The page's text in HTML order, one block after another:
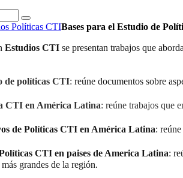
Políticas CTIBases para el Estudio de
Estudios CTI se presentan trabajos que
de políticas CTI: reúne documentos sobre
CTI en América Latina: reúne trabajos que
de Políticas CTI en América Latina:
CTI en paises de America Latina:
grandes de la región.